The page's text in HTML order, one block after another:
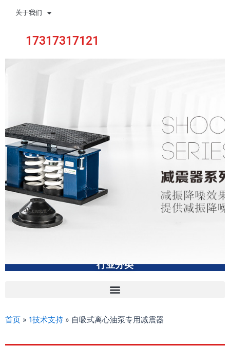
关于我们
17317317121
行业分类
首页 » 1技术支持 » 自吸式离心油泵专用减震器